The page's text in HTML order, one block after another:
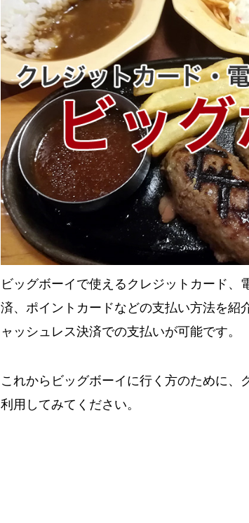
ビッグボーイで使えるクレジットカード
済、ポイントカードなどの支払い方法を紹
ャッシュレス決済での支払いが可能です。
これからビッグボーイに行く方のために、
利用してみてください。